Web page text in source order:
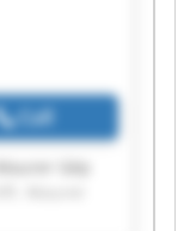
Call
Kft.